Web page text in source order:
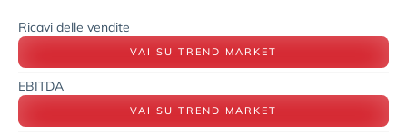
Ricavi delle vendite
VAI SU TREND MARKET
EBITDA
VAI SU TREND MARKET